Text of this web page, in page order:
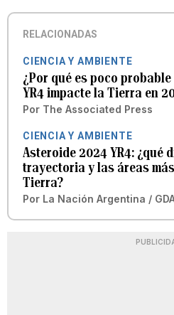
RELACIONADAS
CIENCIA Y AMBIENTE
¿Por qué es poco
YR4 impacte la Tierra en
Por The Associated Press
CIENCIA Y AMBIENTE
Asteroide 2024 YR4: ¿qué
trayectoria y las áreas
Tierra?
Por La Nación Argentina /